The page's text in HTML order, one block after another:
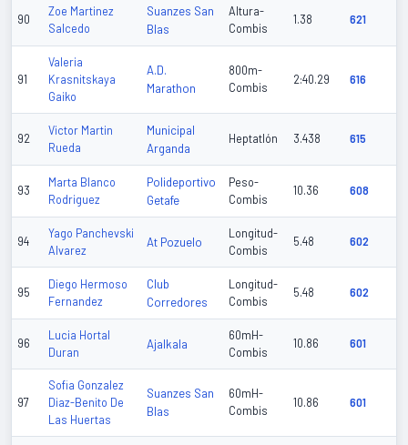
90
Zoe Martinez
Salcedo
Suanzes San
Blas
Altura-
Combis
1.38 621
91
Valeria
Krasnitskaya
Gaiko
A.D.
Marathon
800m-
Combis
2:40.29 616
92
Victor Martin
Rueda
Municipal
Arganda
Heptatlón 3.438 615
93
Marta Blanco
Rodriguez
Polideportivo
Getafe
Peso-
Combis
10.36 608
94
Yago Panchevski
Alvarez
At Pozuelo
Longitud-
Combis
5.48 602
95
Diego Hermoso
Fernandez
Club
Corredores
Longitud-
Combis
5.48 602
96
Lucia Hortal
Duran
Ajalkala
60mH-
Combis
10.86 601
97
Sofia Gonzalez
Diaz-Benito De
Las Huertas
Suanzes San
Blas
60mH-
Combis
10.86 601